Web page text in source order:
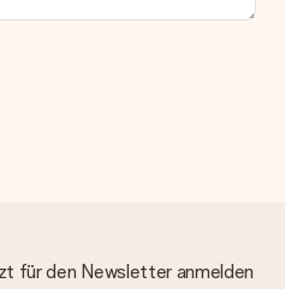
für den Newsletter anmelden